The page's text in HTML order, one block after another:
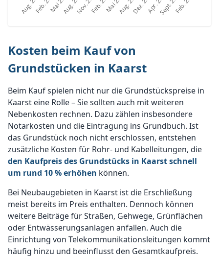
Kosten beim Kauf von
Grundstücken in Kaarst
Beim Kauf spielen nicht nur die Grundstückspreise in
Kaarst eine Rolle – Sie sollten auch mit weiteren
Nebenkosten rechnen. Dazu zählen insbesondere
Notarkosten und die Eintragung ins Grundbuch. Ist
das Grundstück noch nicht erschlossen, entstehen
zusätzliche Kosten für Rohr- und Kabelleitungen, die
den Kaufpreis des Grundstücks in Kaarst schnell
um rund 10 % erhöhen können.
Bei Neubaugebieten in Kaarst ist die Erschließung
meist bereits im Preis enthalten. Dennoch können
weitere Beiträge für Straßen, Gehwege, Grünflächen
oder Entwässerungsanlagen anfallen. Auch die
Einrichtung von Telekommunikationsleitungen kommt
häufig hinzu und beeinflusst den Gesamtkaufpreis.